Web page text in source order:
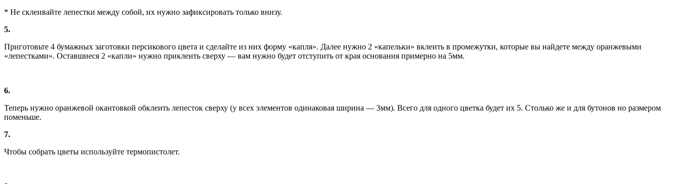
* Не склеивайте лепестки между собой, их нужно зафиксировать только внизу.
5.
Приготовьте 4 бумажных заготовки персикового цвета и сделайте из них форму «капля». Далее нужно 2 «капельки» вклеить в промежутки, которые вы найдете между оранжевыми
«лепестками». Оставшиеся 2 «капли» нужно приклеить сверху — вам нужно будет отступить от края основания примерно на 5мм.
6.
Теперь нужно оранжевой окантовкой обклеить лепесток сверху (у всех элементов одинаковая ширина — 3мм). Всего для одного цветка будет их 5. Столько же и для бутонов но размером
поменьше.
7.
Чтобы собрать цветы используйте термопистолет.